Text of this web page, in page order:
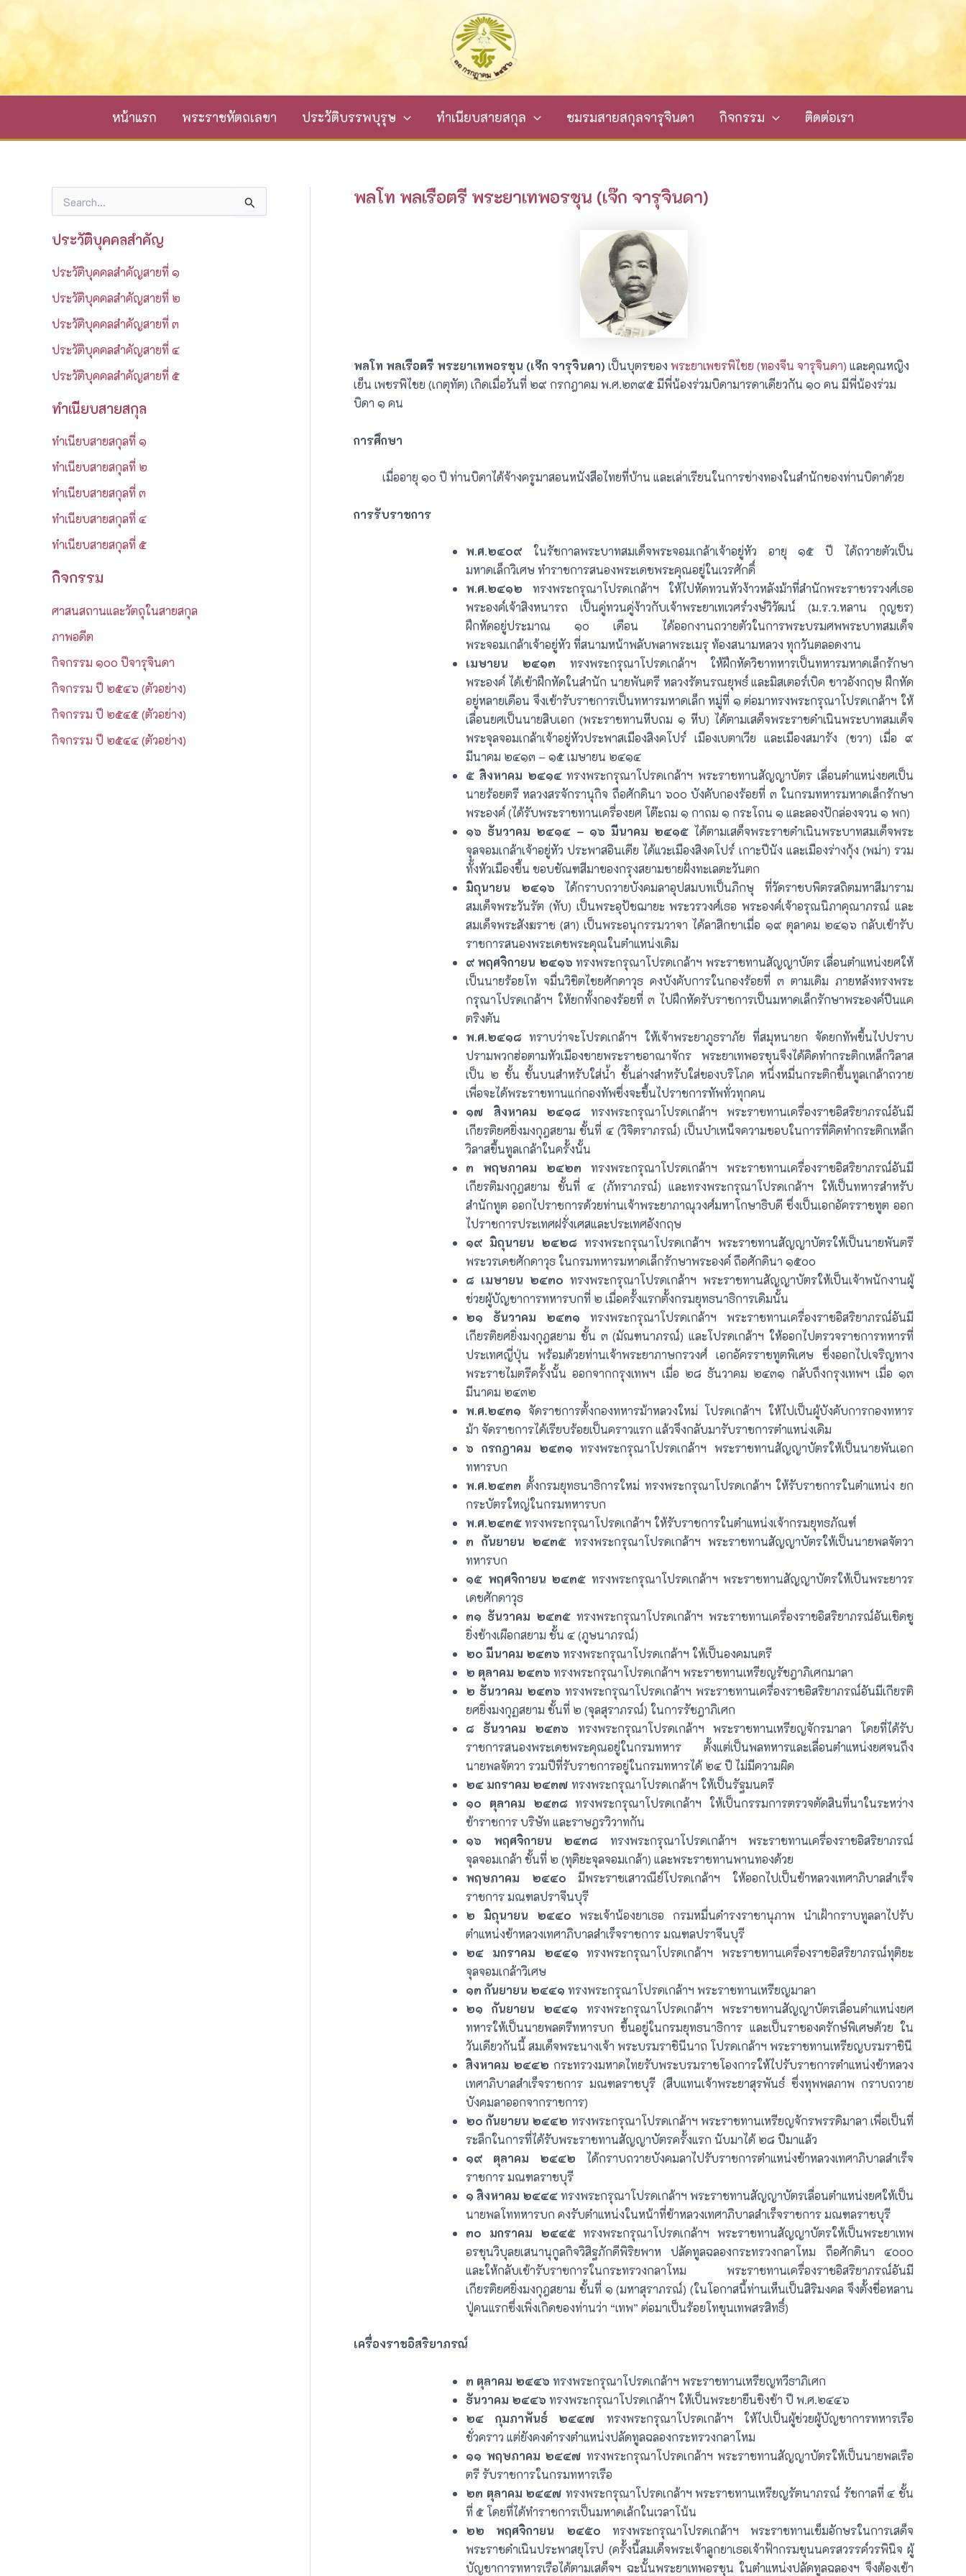
หน้าแรก พระราชหัตถเลขา ประวัติบรรพบุรุษ ทำเนียบสายสกุล ชมรมสายสกุลจารุจินดา กิจกรรม ติดต่อเรา
e
r
h
o
:
ประวัติบุคคลสำคัญ
ประวัติบุคคลสำคัญสายที่ ๑
ประวัติบุคคลสำคัญสายที่ ๒
ประวัติบุคคลสำคัญสายที่ ๓
ประวัติบุคคลสำคัญสายที่ ๔
ประวัติบุคคลสำคัญสายที่ ๕
ทำเนียบสายสกุล
ทำเนียบสายสกุลที่ ๑
ทำเนียบสายสกุลที่ ๒
ทำเนียบสายสกุลที่ ๓
ทำเนียบสายสกุลที่ ๔
ทำเนียบสายสกุลที่ ๕
กิจกรรม
ศาสนสถานและวัตถุในสายสกุล
ภาพอดีต
กิจกรรม ๑๐๐ ปีจารุจินดา
กิจกรรม ปี ๒๕๔๖ (ตัวอย่าง)
กิจกรรม ปี ๒๕๔๕ (ตัวอย่าง)
กิจกรรม ปี ๒๕๔๔ (ตัวอย่าง)
พลโท พลเรือตรี พระยาเทพอรชุน (เจ๊ก จารุจินดา)
พลโท พลเรือตรี พระยาเทพอรชุน (เจ๊ก จารุจินดา) เป็นบุตรของ พระยาเพชรพิไชย (ทองจีน จารุจินดา) และคุณหญิง
เย็น เพชรพิไชย (เกตุทัต) เกิดเมื่อวันที่ ๒๙ กรกฎาคม พ.ศ.๒๓๙๕ มีพี่น้องร่วมบิดามารดาเดียวกัน ๑๐ คน มีพี่น้องร่วม
บิดา ๑ คน
การศึกษา
เมื่ออายุ ๑๐ ปี ท่านบิดาได้จ้างครูมาสอนหนังสือไทยที่บ้าน และเล่าเรียนในการช่างทองในสำนักของท่านบิดาด้วย
การรับราชการ
พ.ศ.๒๔๐๙ ในรัชกาลพระบาทสมเด็จพระจอมเกล้าเจ้าอยู่หัว อายุ ๑๕ ปี ได้ถวายตัวเป็น
มหาดเล็กวิเศษ ทำราชการสนองพระเดชพระคุณอยู่ในเวรศักดิ์
พ.ศ.๒๔๑๒ ทรงพระกรุณาโปรดเกล้าฯ ให้ไปหัดทวนหัวง้าวหลังม้าที่สำนักพระราชวรวงศ์เธอ
พระองค์เจ้าสิงหนารถ เป็นคู่ทวนคู่ง้าวกับเจ้าพระยาเทเวศร์วงษ์วิวัฒน์ (ม.ร.ว.หลาน กุญชร)
ฝึกหัดอยู่ประมาณ ๑๐ เดือน ได้ออกงานถวายตัวในการพระบรมศพพระบาทสมเด็จ
พระจอมเกล้าเจ้าอยู่หัว ที่สนามหน้าพลับพลาพระเมรุ ท้องสนามหลวง ทุกวันตลอดงาน
เมษายน ๒๔๑๓ ทรงพระกรุณาโปรดเกล้าฯ ให้ฝึกหัดวิชาทหารเป็นทหารมหาดเล็กรักษา
พระองค์ ได้เข้าฝึกหัดในสำนัก นายพันตรี หลวงรัตนรณยุพธ์ และมิสเตอร์เบิค ชาวอังกฤษ ฝึกหัด
อยู่หลายเดือน จึงเข้ารับราชการเป็นทหารมหาดเล็ก หมู่ที่ ๑ ต่อมาทรงพระกรุณาโปรดเกล้าฯ ให้
เลื่อนยศเป็นนายสิบเอก (พระราชทานหีบถม ๑ หีบ) ได้ตามเสด็จพระราชดำเนินพระบาทสมเด็จ
พระจุลจอมเกล้าเจ้าอยู่หัวประพาสเมืองสิงคโปร์ เมืองเบตาเวีย และเมืองสมารัง (ชวา) เมื่อ ๙
มีนาคม ๒๔๑๓ – ๑๕ เมษายน ๒๔๑๔
๕ สิงหาคม ๒๔๑๔ทรงพระกรุณาโปรดเกล้าฯ พระราชทานสัญญาบัตร เลื่อนตำแหน่งยศเป็น
นายร้อยตรี หลวงสรจักรานุกิจ ถือศักดินา ๖๐๐ บังคับกองร้อยที่ ๓ ในกรมทหารมหาดเล็กรักษา
พระองค์ (ได้รับพระราชทานเครื่องยศ โต๊ะถม ๑ กาถม ๑ กระโถน ๑ และลองปักล่องจวน ๑ พก)
๑๖ ธันวาคม ๒๔๑๔ – ๑๖ มีนาคม ๒๔๑๕ ได้ตามเสด็จพระราชดำเนินพระบาทสมเด็จพระ
จุลจอมเกล้าเจ้าอยู่หัว ประพาสอินเดีย ได้แวะเมืองสิงคโปร์ เกาะปีนัง และเมืองร่างกุ้ง (พม่า) รวม
ทั้งหัวเมืองขึ้น ขอบขัณฑสีมาของกรุงสยามชายฝั่งทะเลตะวันตก
มิถุนายน ๒๔๑๖ ได้กราบถวายบังคมลาอุปสมบทเป็นภิกษุ ที่วัดราชบพิตรสถิตมหาสีมาราม
สมเด็จพระวันรัต (ทับ) เป็นพระอุปัชฌายะ พระวรวงศ์เธอ พระองค์เจ้าอรุณนิภาคุณาภรณ์ และ
สมเด็จพระสังฆราช (สา) เป็นพระอนุกรรมวาจา ได้ลาสิกขาเมื่อ ๑๙ ตุลาคม ๒๔๑๖ กลับเข้ารับ
ราชการสนองพระเดชพระคุณในตำแหน่งเดิม
๙ พฤศจิกายน ๒๔๑๖ ทรงพระกรุณาโปรดเกล้าฯ พระราชทานสัญญาบัตร เลื่อนตำแหน่งยศให้
เป็นนายร้อยโท จมื่นวิชิตไชยศักดาวุธ คงบังคับการในกองร้อยที่ ๓ ตามเดิม ภายหลังทรงพระ
กรุณาโปรดเกล้าฯ ให้ยกทั้งกองร้อยที่ ๓ ไปฝึกหัดรับราชการเป็นมหาดเล็กรักษาพระองค์ปืนแค
ตริงตัน
พ.ศ.๒๔๑๘ ทราบว่าจะโปรดเกล้าฯ ให้เจ้าพระยาภูธราภัย ที่สมุหนายก จัดยกทัพขึ้นไปปราบ
ปรามพวกฮ่อตามหัวเมืองชายพระราชอาณาจักร พระยาเทพอรชุนจึงได้คิดทำกระติกเหล็กวิลาส
เป็น ๒ ชั้น ชั้นบนสำหรับใส่น้ำ ชั้นล่างสำหรับใส่ของบริโภค หนึ่งหมื่นกระติกขึ้นทูลเกล้าถวาย
เพื่อจะได้พระราชทานแก่กองทัพซึ่งจะขึ้นไปราชการทัพทั่วทุกคน
๑๗ สิงหาคม ๒๔๑๘ ทรงพระกรุณาโปรดเกล้าฯ พระราฃทานเครื่องราชอิสริยาภรณ์อันมี
เกียรติยศยิ่งมงกุฎสยาม ชั้นที่ ๔ (วิจิตราภรณ์) เป็นบำเหน็จความชอบในการที่คิดทำกระติกเหล็ก
วิลาสขึ้นทูลเกล้าในครั้งนั้น
๓ พฤษภาคม ๒๔๒๓ ทรงพระกรุณาโปรดเกล้าฯ พระราชทานเครื่องราชอิสริยาภรณ์อันมี
เกียรติมงกุฎสยาม ชั้นที่ ๔ (ภัทราภรณ์) และทรงพระกรุณาโปรดเกล้าฯ ให้เป็นทหารสำหรับ
สำนักทูต ออกไปราชการด้วยท่านเจ้าพระยาภาณุวงศ์มหาโกษาธิบดี ซึ่งเป็นเอกอัครราชทูต ออก
ไปราชการประเทศฝรั่งเศสและประเทศอังกฤษ
๑๙ มิถุนายน ๒๔๒๘ ทรงพระกรุณาโปรดเกล้าฯ พระราชทานสัญญาบัตรให้เป็นนายพันตรี
พระวรเดชศักดาวุธ ในกรมทหารมหาดเล็กรักษาพระองค์ ถือศักดินา ๑๕๐๐
๘ เมษายน ๒๔๓๐ ทรงพระกรุณาโปรดเกล้าฯ พระราชทานสัญญาบัตรให้เป็นเจ้าพนักงานผู้
ช่วยผู้บัญชาการทหารบกที่ ๒ เมื่อครั้งแรกตั้งกรมยุทธนาธิการเดิมนั้น
๒๑ ธันวาคม ๒๔๓๑ ทรงพระกรุณาโปรดเกล้าฯ พระราชทานเครื่องราชอิสริยาภรณ์อันมี
เกียรติยศยิ่งมงกุฎสยาม ชั้น ๓ (มัณฑนาภรณ์) และโปรดเกล้าฯ ให้ออกไปตรวจราชการทหารที่
ประเทศญี่ปุ่น พร้อมด้วยท่านเจ้าพระยาภาษกรวงศ์ เอกอัครราชทูตพิเศษ ซึ่งออกไปเจริญทาง
พระราชไมตรีครั้งนั้น ออกจากกรุงเทพฯ เมื่อ ๒๘ ธันวาคม ๒๔๓๑ กลับถึงกรุงเทพฯ เมื่อ ๑๓
มีนาคม ๒๔๓๒
พ.ศ.๒๔๓๑ จัดราชการตั้งกองทหารม้าหลวงใหม่ โปรดเกล้าฯ ให้ไปเป็นผู้บังคับการกองทหาร
ม้า จัดราชการได้เรียบร้อยเป็นคราวแรก แล้วจึงกลับมารับราชการตำแหน่งเดิม
๖ กรกฎาคม ๒๔๓๑ ทรงพระกรุณาโปรดเกล้าฯ พระราชทานสัญญาบัตรให้เป็นนายพันเอก
ทหารบก
พ.ศ.๒๔๓๓ ตั้งกรมยุทธนาธิการใหม่ ทรงพระกรุณาโปรดเกล้าฯ ให้รับราชการในตำแหน่ง ยก
กระบัตรใหญ่ในกรมทหารบก
พ.ศ.๒๔๓๕ทรงพระกรุณาโปรดเกล้าฯ ให้รับราชการในตำแหน่งเจ้ากรมยุทธภัณฑ์
๓ กันยายน ๒๔๓๕ ทรงพระกรุณาโปรดเกล้าฯ พระราชทานสัญญาบัตรให้เป็นนายพลจัตวา
ทหารบก
๑๕ พฤศจิกายน ๒๔๓๕ ทรงพระกรุณาโปรดเกล้าฯ พระราชทานสัญญาบัตรให้เป็นพระยาวร
เดชศักดาวุธ
๓๑ ธันวาคม ๒๔๓๕ ทรงพระกรุณาโปรดเกล้าฯ พระราชทานเครื่องราชอิสริยาภรณ์อันเชิดชู
ยิ่งช้างเผือกสยาม ชั้น ๔ (ภูษนาภรณ์)
๒๐ มีนาคม ๒๔๓๖ ทรงพระกรุณาโปรดเกล้าฯ ให้เป็นองคมนตรี
๒ ตุลาคม ๒๔๓๖ ทรงพระกรุณาโปรดเกล้าฯ พระราชทานเหรียญรัชฎาภิเศกมาลา
๒ ธันวาคม ๒๔๓๖ ทรงพระกรุณาโปรดเกล้าฯ พระราชทานเครื่องราชอิสริยาภรณ์อันมีเกียรติ
ยศยิ่งมงกุฏสยาม ชั้นที่ ๒ (จุลสุราภรณ์) ในการรัชฎาภิเศก
๘ ธันวาคม ๒๔๓๖ ทรงพระกรุณาโปรดเกล้าฯ พระราชทานเหรียญจักรมาลา โดยที่ได้รับ
ราชการสนองพระเดชพระคุณอยู่ในกรมทหาร ตั้งแต่เป็นพลทหารและเลื่อนตำแหน่งยศจนถึง
นายพลจัตวา รวมปีที่รับราชการอยู่ในกรมทหารได้ ๒๔ ปี ไม่มีความผิด
๒๔ มกราคม ๒๔๓๗ ทรงพระกรุณาโปรดเกล้าฯ ให้เป็นรัฐมนตรี
๑๐ ตุลาคม ๒๔๓๘ ทรงพระกรุณาโปรดเกล้าฯ ให้เป็นกรรมการตรวจตัดสินที่นาในระหว่าง
ข้าราชการ บริษัท และราษฎรวิวาทกัน
๑๖ พฤศจิกายน ๒๔๓๘ ทรงพระกรุณาโปรดเกล้าฯ พระราชทานเครื่องราชอิสริยาภรณ์
จุลจอมเกล้า ชั้นที่ ๒ (ทุติยะจุลจอมเกล้า) และพระราชทานพานทองด้วย
พฤษภาคม ๒๔๔๐ มีพระราชเสาวณีย์โปรดเกล้าฯ ให้ออกไปเป็นข้าหลวงเทศาภิบาลสำเร็จ
ราชการ มณฑลปราจีนบุรี
๒ มิถุนายน ๒๔๔๐ พระเจ้าน้องยาเธอ กรมหมื่นดำรงราชานุภาพ นำเฝ้ากราบทูลลาไปรับ
ตำแหน่งข้าหลวงเทศาภิบาลสำเร็จราชการ มณฑลปราจีนบุรี
๒๔ มกราคม ๒๔๔๑ ทรงพระกรุณาโปรดเกล้าฯ พระราชทานเครื่องราชอิสริยาภรณ์ทุติยะ
จุลจอมเกล้าวิเศษ
๑๓ กันยายน ๒๔๔๑ ทรงพระกรุณาโปรดเกล้าฯ พระราชทานเหรียญมาลา
๒๑ กันยายน ๒๔๔๑ ทรงพระกรุณาโปรดเกล้าฯ พระราชทานสัญญาบัตรเลื่อนตำแหน่งยศ
ทหารให้เป็นนายพลตรีทหารบก ขึ้นอยู่ในกรมยุทธนาธิการ และเป็นราชองครักษ์พิเศษด้วย ใน
วันเดียวกันนี้ สมเด็จพระนางเจ้า พระบรมราชินีนาถ โปรดเกล้าฯ พระราชทานเหรียญบรมราชินี
สิงหาคม ๒๔๔๒ กระทรวงมหาดไทยรับพระบรมราชโองการให้ไปรับราชการตำแหน่งข้าหลวง
เทศาภิบาลสำเร็จราชการ มณฑลราชบุรี (สืบแทนเจ้าพระยาสุรพันธ์ ซึ่งทุพพลภาพ กราบถวาย
บังคมลาออกจากราชการ)
๒๐ กันยายน ๒๔๔๒ ทรงพระกรุณาโปรดเกล้าฯ พระราชทานเหรียญจักรพรรดิมาลา เพื่อเป็นที่
ระลึกในการที่ได้รับพระราชทานสัญญาบัตรครั้งแรก นับมาได้ ๒๘ ปีมาแล้ว
๑๙ ตุลาคม ๒๔๔๒ ได้กราบถวายบังคมลาไปรับราชการตำแหน่งข้าหลวงเทศาภิบาลสำเร็จ
ราชการ มณฑลราชบุรี
๑ สิงหาคม ๒๔๔๔ทรงพระกรุณาโปรดเกล้าฯ พระราชทานสัญญาบัตรเลื่อนตำแหน่งยศให้เป็น
นายพลโททหารบก คงรับตำแหน่งในหน้าที่ข้าหลวงเทศาภิบาลสำเร็จราชการ มณฑลราชบุรี
๓๐ มกราคม ๒๔๔๕ทรงพระกรุณาโปรดเกล้าฯ พระราชทานสัญญาบัตรให้เป็นพระยาเทพ
อรชุนวิบุลยเสนานุกูลกิจวิสิฐภักดีพิริยพาห ปลัดทูลฉลองกระทรวงกลาโหม ถือศักดินา ๔๐๐๐
และให้กลับเข้ารับราฃการในกระทรวงกลาโหม พระราชทานเครื่องราชอิสริยาภรณ์อันมี
เกียรติยศยิ่งมงกุฎสยาม ชั้นที่ ๑ (มหาสุราภรณ์) (ในโอกาสนี้ท่านเห็นเป็นสิริมงคล จึงตั้งชื่อหลาน
ปู่คนแรกซึ่งเพิ่งเกิดของท่านว่า “เทพ” ต่อมาเป็นร้อยโทขุนเทพสรสิทธิ์)
เครื่องราชอิสริยาภรณ์
๓ ตุลาคม ๒๔๔๖ ทรงพระกรุณาโปรดเกล้าฯ พระราชทานเหรียญทวีธาภิเศก
ธันวาคม ๒๔๔๖ ทรงพระกรุณาโปรดเกล้าฯ ให้เป็นพระยายืนชิงช้า ปี พ.ศ.๒๔๔๖
๒๔ กุมภาพันธ์ ๒๔๔๗ ทรงพระกรุณาโปรดเกล้าฯ ให้ไปเป็นผู้ช่วยผู้บัญชาการทหารเรือ
ชั่วคราว แต่ยังคงดำรงตำแหน่งปลัดทูลฉลองกระทรวงกลาโหม
๑๑ พฤษภาคม ๒๔๔๗ ทรงพระกรุณาโปรดเกล้าฯ พระราชทานสัญญาบัตรให้เป็นนายพลเรือ
ตรี รับราชการในกรมทหารเรือ
๒๓ ตุลาคม ๒๔๔๗ ทรงพระกรุณาโปรดเกล้าฯ พระราชทานเหรียญรัตนาภรณ์ รัชกาลที่ ๔ ชั้น
ที่ ๕ โดยที่ได้ทำราชการเป็นมหาดเล้กในเวลาโน้น
๒๒ พฤศจิกายน ๒๔๕๐ ทรงพระกรุณาโปรดเกล้าฯ พระราชทานเข็มอักษรในการเสด็จ
พระราชดำเนินประพาสยุโรป (ครั้งนี้สมเด็จพระเจ้าลูกยาเธอเจ้าฟ้ากรมขุนนครสวรรค์วรพินิจ ผู้
บัญชาการทหารเรือได้ตามเสด็จฯ ฉะนั้นพระยาเทพอรชุน ในตำแหน่งปลัดทูลฉลองฯ จึงต้องเข้า